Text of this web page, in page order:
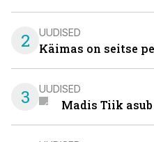
2 UUDISED
Käimas on seitse
3 UUDISED
Madis Tiik